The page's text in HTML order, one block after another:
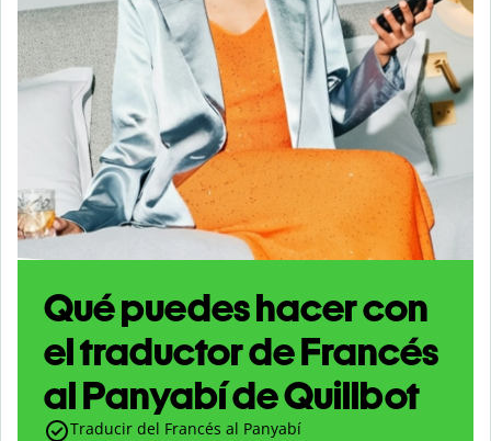
Qué puedes hacer con
el traductor de Francés
al Panyabí de Quillbot
Traducir del Francés al Panyabí